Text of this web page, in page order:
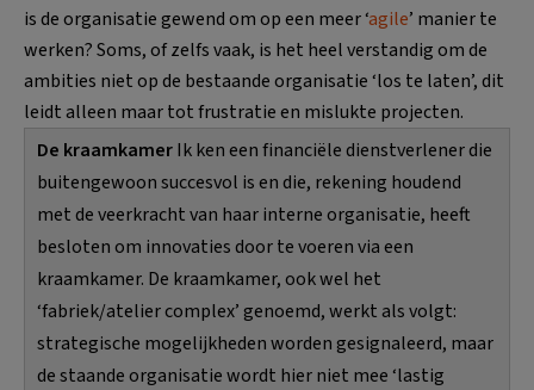
is de organisatie gewend om op een meer ‘agile’ manier te
werken? Soms, of zelfs vaak, is het heel verstandig om de
ambities niet op de bestaande organisatie ‘los te laten’, dit
leidt alleen maar tot frustratie en mislukte projecten.
De kraamkamerIk ken een financiële dienstverlener die
buitengewoon succesvol is en die, rekening houdend
met de veerkracht van haar interne organisatie, heeft
besloten om innovaties door te voeren via een
kraamkamer. De kraamkamer, ook wel het
‘fabriek/atelier complex’ genoemd, werkt als volgt:
strategische mogelijkheden worden gesignaleerd, maar
de staande organisatie wordt hier niet mee ‘lastig